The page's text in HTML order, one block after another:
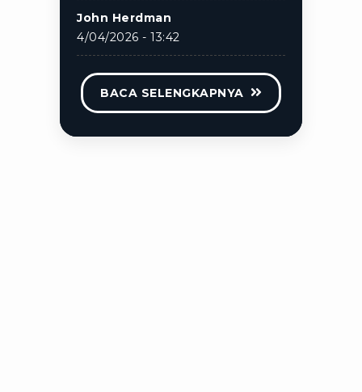
John Herdman
4/04/2026 - 13:42
BACA SELENGKAPNYA